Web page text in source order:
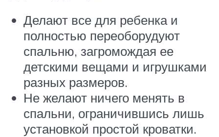
Делают все для ребенка и
полностью переоборудуют
спальню, загромождая ее
детскими вещами и игрушками
разных размеров.
Не желают ничего менять в
спальни, ограничившись лишь
установкой простой кроватки.